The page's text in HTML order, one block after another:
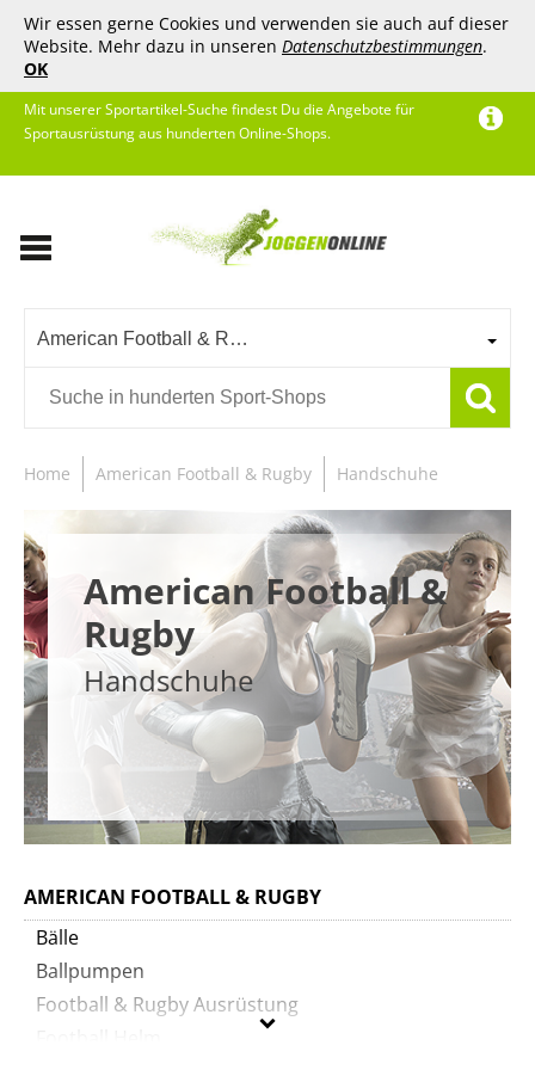
Wir essen gerne Cookies und verwenden sie auch auf dieser
Website. Mehr dazu in unseren Datenschutzbestimmungen.
OK
Mit unserer Sportartikel-Suche findest Du die Angebote für
Sportausrüstung aus hunderten Online-Shops.
American Football & Rugby
Home American Football & Rugby Handschuhe
American Football &
Rugby
Handschuhe
AMERICAN FOOTBALL & RUGBY
Bälle
Ballpumpen
Football & Rugby Ausrüstung